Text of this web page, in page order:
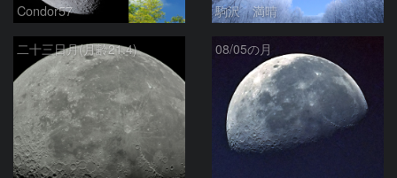
Condor57 駒沢 満晴
二十三日月(月齢21.4) 08/05の月